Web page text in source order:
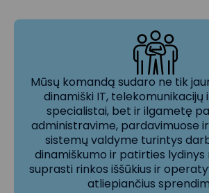
Mūsų komandą sudaro ne tik
dinamiški IT, telekomunikacijų
specialistai, bet ir ilgametę
administravime, pardavimuose
sistemų valdyme turintys
dinamiškumo ir patirties lydinys
suprasti rinkos iššūkius ir
atliepiančius